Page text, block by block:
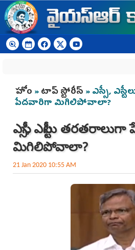
Skip to main content
You are here
హోం »టాప్ స్టోరీస్ » ఎస్సీ,
పేదవారిగా మిగిలిపోవాలా?
ఎస్సీ, ఎస్టీలు
మిగిలిపోవాలా?
21 Jan 2020 10:55 AM